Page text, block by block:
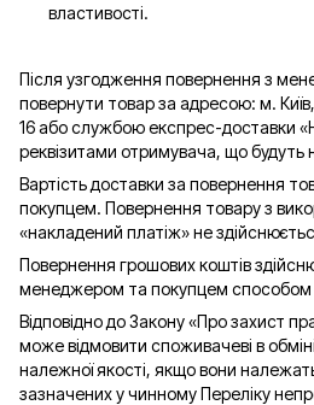
властивості.
Після узгодження повернення з
повернути товар за адресою: м.
16 або службою експрес-доставки
реквізитами отримувача, що
Вартість доставки за повернення
покупцем. Повернення товару з
«накладений платіж» не
Повернення грошових коштів
менеджером та покупцем способом
Відповідно до Закону «Про захист
може відмовити споживачеві в
належної якості, якщо вони
зазначених у чинному Переліку